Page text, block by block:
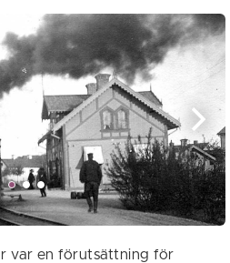
var en förutsättning för